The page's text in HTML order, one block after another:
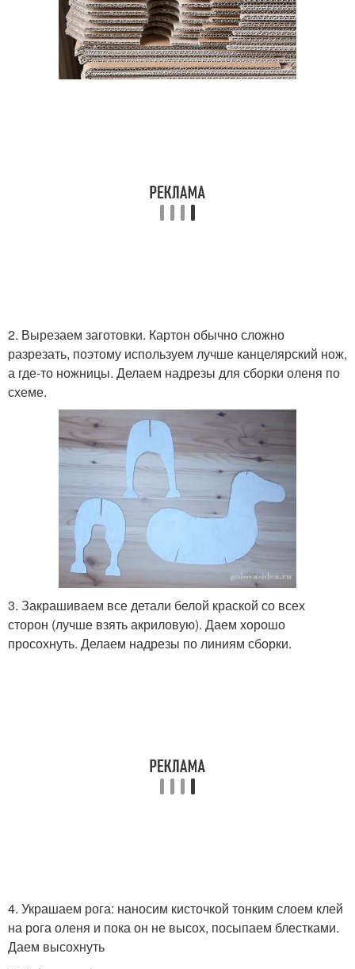
2. Вырезаем заготовки. Картон обычно сложно
разрезать, поэтому используем лучше канцелярский нож,
а где-то ножницы. Делаем надрезы для сборки оленя по
схеме.
3. Закрашиваем все детали белой краской со всех
сторон (лучше взять акриловую). Даем хорошо
просохнуть. Делаем надрезы по линиям сборки.
4. Украшаем рога: наносим кисточкой тонким слоем клей
на рога оленя и пока он не высох, посыпаем блестками.
Даем высохнуть